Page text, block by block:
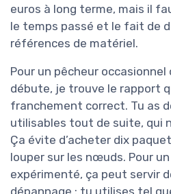
euros à long terme, mais il
le temps passé et le fait de
références de matériel.
Pour un pêcheur occasionnel
débute, je trouve le rapport
franchement correct. Tu as
utilisables tout de suite, qui
Ça évite d’acheter dix
louper sur les nœuds. Pour
expérimenté, ça peut servir